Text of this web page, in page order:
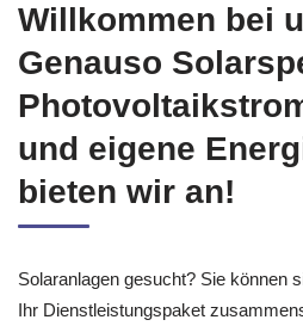
Willkommen bei
Genauso
und eigene
bieten wir an!
Solaranlagen gesucht? Sie können
Ihr Dienstleistungspaket